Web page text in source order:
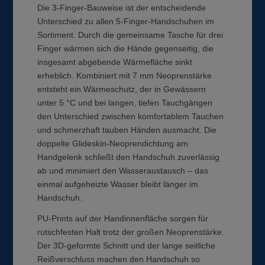
Die 3-Finger-Bauweise ist der entscheidende
Unterschied zu allen 5-Finger-Handschuhen im
Sortiment. Durch die gemeinsame Tasche für drei
Finger wärmen sich die Hände gegenseitig, die
insgesamt abgebende Wärmefläche sinkt
erheblich. Kombiniert mit 7 mm Neoprenstärke
entsteht ein Wärmeschutz, der in Gewässern
unter 5 °C und bei langen, tiefen Tauchgängen
den Unterschied zwischen komfortablem Tauchen
und schmerzhaft tauben Händen ausmacht. Die
doppelte Glideskin-Neoprendichtung am
Handgelenk schließt den Handschuh zuverlässig
ab und minimiert den Wasseraustausch – das
einmal aufgeheizte Wasser bleibt länger im
Handschuh.
PU-Prints auf der Handinnenfläche sorgen für
rutschfesten Halt trotz der großen Neoprenstärke.
Der 3D-geformte Schnitt und der lange seitliche
Reißverschluss machen den Handschuh so